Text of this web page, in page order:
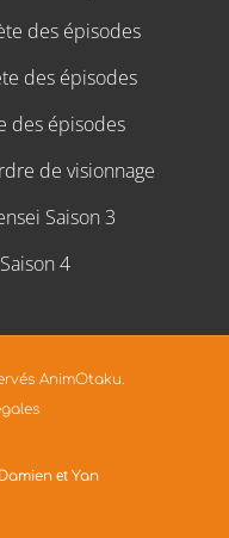
des épisodes
des épisodes
des épisodes
de visionnage
Saison 3
4
AnimOtaku.
Damienet Yan